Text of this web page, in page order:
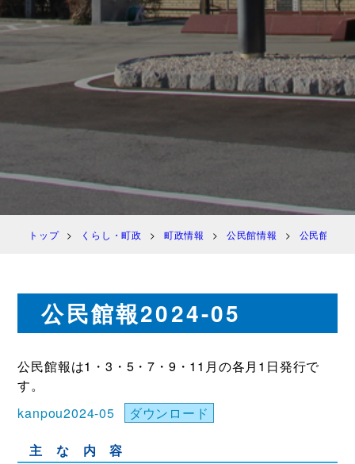
トップ くらし・町政 町政情報 公民館情報 公民館報
公民館報2024-05
公民館報は1・3・5・7・9・11月の各月1日発行で
す。
kanpou2024-05
ダウンロード
主 な 内 容